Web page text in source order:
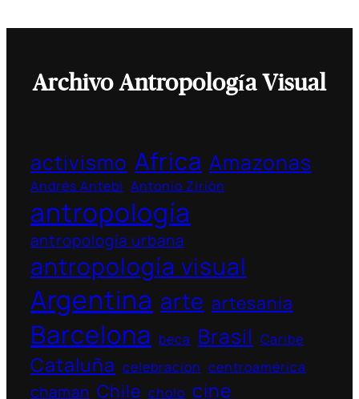
Archivo Antropología Visual
activismo Africa Amazonas
Andrés Antebi Antonio Zirión
antropología
antropología urbana
antropología visual
Argentina arte artesania
Barcelona beca Brasil Caribe
Cataluña celebracion centroamérica
chaman Chile cholo cine